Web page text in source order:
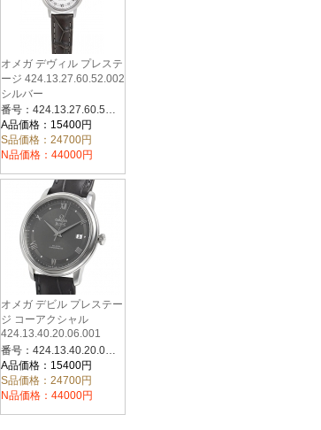
オメガ デヴィル プレステ
ージ 424.13.27.60.52.002
シルバー
番号：424.13.27.60.52.002
A品価格：15400円
S品価格：24700円
N品価格：44000円
オメガ デビル プレステー
ジ コーアクシャル
424.13.40.20.06.001
番号：424.13.40.20.06.001
A品価格：15400円
S品価格：24700円
N品価格：44000円